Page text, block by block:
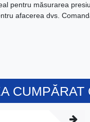
pentru măsurarea
afacerea dvs.
CUMPĂRAT